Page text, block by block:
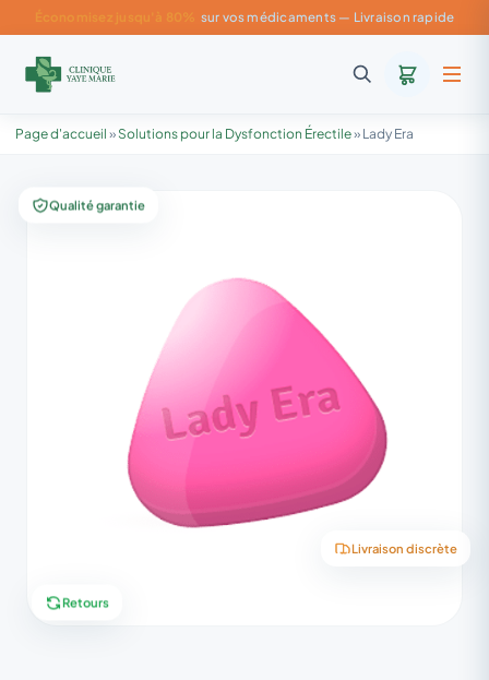
Économisez jusqu'à 80% sur vos médicaments — Livraison rapide
Page d'accueil » Solutions pour la Dysfonction Érectile» Lady Era
Qualité garantie
Livraison discrète
Retours